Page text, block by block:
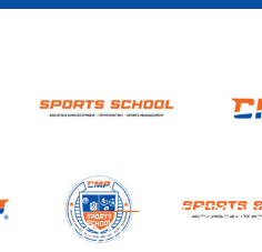
CMP
ΑΘΛΗΤΙΚΗ